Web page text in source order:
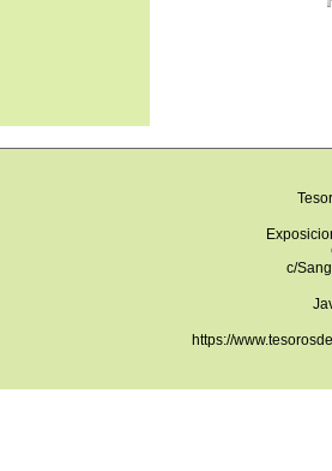
c/
https://